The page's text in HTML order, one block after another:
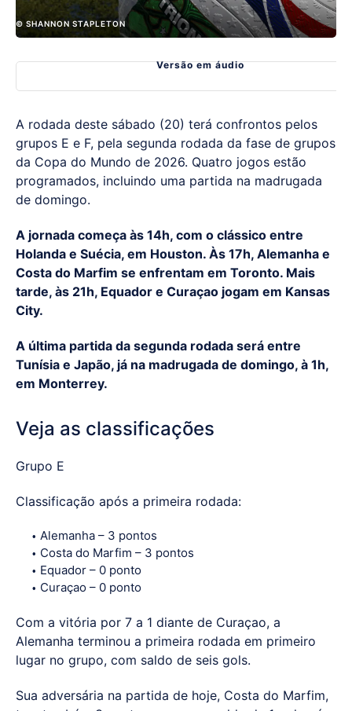
© SHANNON STAPLETON
Versão em áudio
A rodada deste sábado (20) terá confrontos pelos
grupos E e F, pela segunda rodada da fase de grupos
da Copa do Mundo de 2026. Quatro jogos estão
programados, incluindo uma partida na madrugada
de domingo.
A jornada começa às 14h, com o clássico entre
Holanda e Suécia, em Houston. Às 17h, Alemanha e
Costa do Marfim se enfrentam em Toronto. Mais
tarde, às 21h, Equador e Curaçao jogam em Kansas
City.
A última partida da segunda rodada será entre
Tunísia e Japão, já na madrugada de domingo, à 1h,
em Monterrey.
Veja as classificações
Grupo E
Classificação após a primeira rodada:
Alemanha – 3 pontos
Costa do Marfim – 3 pontos
Equador – 0 ponto
Curaçao – 0 ponto
Com a vitória por 7 a 1 diante de Curaçao, a
Alemanha terminou a primeira rodada em primeiro
lugar no grupo, com saldo de seis gols.
Sua adversária na partida de hoje, Costa do Marfim,